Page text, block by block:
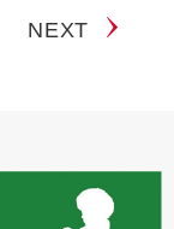
NEXT